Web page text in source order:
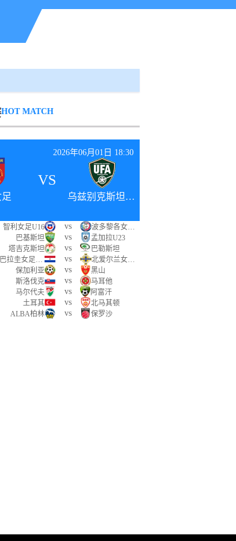
HOT MATCH
2026年06月01日 18:30
VS
乌兹别克斯坦女足
智利女足U16 vs 波多黎各女足U16
巴基斯坦 vs 孟加拉U23
塔吉克斯坦 vs 巴勒斯坦
巴拉圭女足U16 vs 北爱尔兰女足U16
保加利亚 vs 黑山
斯洛伐克 vs 马耳他
马尔代夫 vs 阿富汗
土耳其 vs 北马其顿
ALBA柏林 vs 保罗沙